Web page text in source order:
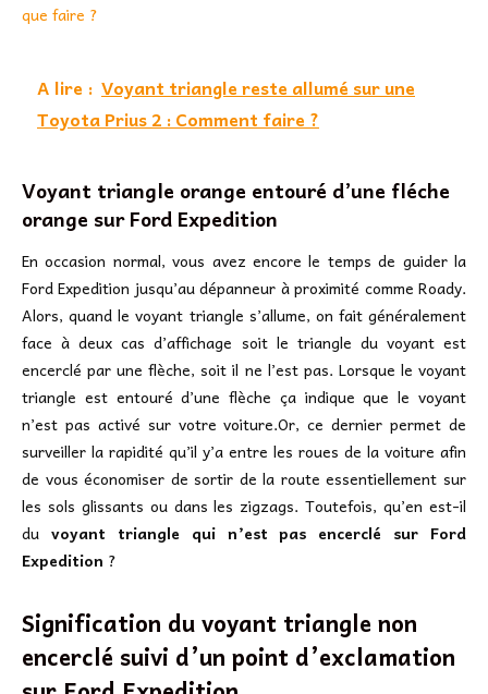
que faire ?
A lire : Voyant triangle reste allumé sur une
Toyota Prius 2 : Comment faire ?
Voyant triangle orange entouré d’une fléche
orange sur Ford Expedition
En occasion normal, vous avez encore le temps de guider la
Ford Expedition jusqu’au dépanneur à proximité comme Roady.
Alors, quand le voyant triangle s’allume, on fait généralement
face à deux cas d’affichage soit le triangle du voyant est
encerclé par une flèche, soit il ne l’est pas. Lorsque le voyant
triangle est entouré d’une flèche ça indique que le voyant
n’est pas activé sur votre voiture.Or, ce dernier permet de
surveiller la rapidité qu’il y’a entre les roues de la voiture afin
de vous économiser de sortir de la route essentiellement sur
les sols glissants ou dans les zigzags. Toutefois, qu’en est-il
du voyant triangle qui n’est pas encerclé sur Ford
Expedition ?
Signification du voyant triangle non
encerclé suivi d’un point d’exclamation